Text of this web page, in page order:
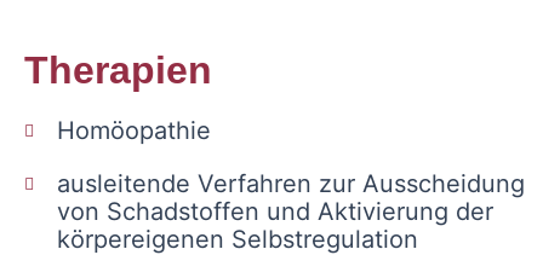
Therapien
Homöopathie
ausleitende Verfahren zur Ausscheidung
von Schadstoffen und Aktivierung der
körpereigenen Selbstregulation